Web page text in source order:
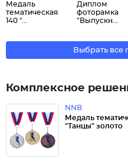
Медаль
тематическая
140 "...
Диплом
фоторамка
"Выпускн...
Выбрать все
Комплексное
NNB
Медаль
"Танцы" золото